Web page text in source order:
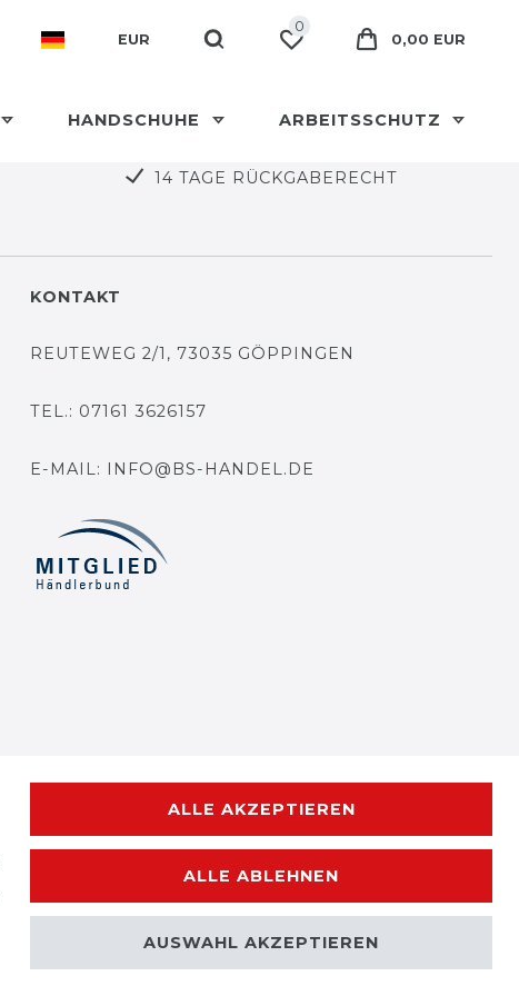
EUR
0
0,00 EUR
HANDSCHUHE ARBEITSSCHUTZ
14 TAGE RÜCKGABERECHT
KONTAKT
REUTEWEG 2/1, 73035 GÖPPINGEN
TEL.: 07161 3626157
E-MAIL: INFO@BS-HANDEL.DE
ALLE AKZEPTIEREN
ALLE ABLEHNEN
AUSWAHL AKZEPTIEREN